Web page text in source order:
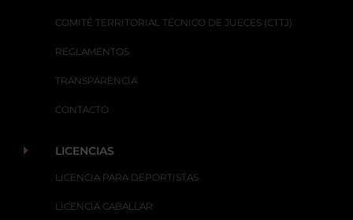
COMITÉ TERRITORIAL TÉCNICO DE JUECES (CTTJ)
REGLAMENTOS
TRANSPARENCIA
CONTACTO
E LICENCIAS
LICENCIA PARA DEPORTISTAS
LICENCIA CABALLAR